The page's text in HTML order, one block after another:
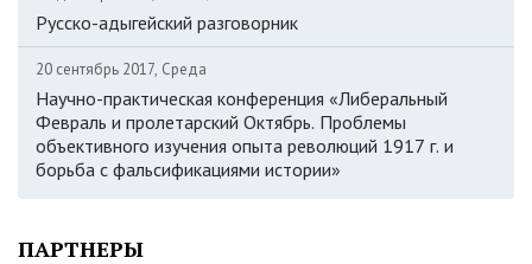
Русско-адыгейский разговорник
20 сентябрь 2017, Среда
Научно-практическая конференция «Либеральный
Февраль и пролетарский Октябрь. Проблемы
объективного изучения опыта революций 1917 г. и
борьба с фальсификациями истории»
ПАРТНЕРЫ